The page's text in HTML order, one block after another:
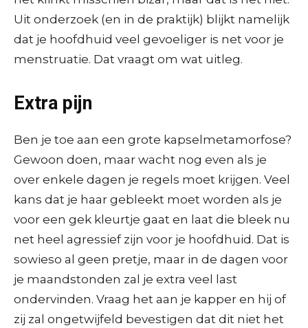
Uit onderzoek (en in de praktijk) blijkt namelijk
dat je hoofdhuid veel gevoeliger is net voor je
menstruatie. Dat vraagt om wat uitleg.
Extra pijn
Ben je toe aan een grote kapselmetamorfose?
Gewoon doen, maar wacht nog even als je
over enkele dagen je regels moet krijgen. Veel
kans dat je haar gebleekt moet worden als je
voor een gek kleurtje gaat en laat die bleek nu
net heel agressief zijn voor je hoofdhuid. Dat is
sowieso al geen pretje, maar in de dagen voor
je maandstonden zal je extra veel last
ondervinden. Vraag het aan je kapper en hij of
zij zal ongetwijfeld bevestigen dat dit niet het